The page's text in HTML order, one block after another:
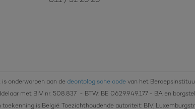
onderworpen aan de deontologische codevan het
met BIV nr. 508.837
- BTW: BE 0629.949.177 - BA en
toekenning is België. Toezichthoudende autoriteit: BIV,